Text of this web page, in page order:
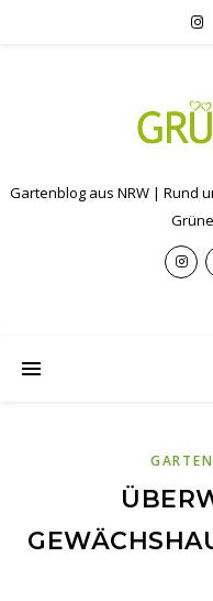
Gartenblog aus NRW | Rund
GARTEN